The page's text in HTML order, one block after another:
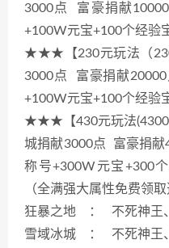
3000点 富豪捐献
+100W元宝+100个经
★★★【230元玩法（
3000点 富豪捐献
+100W元宝+100个经
★★★【430元玩法
城捐献3000点 富豪捐献
称号+300W元宝+300
（全满强大属性免费领
狂暴之地 ： 不死神王
雪域冰城 ： 不死神王